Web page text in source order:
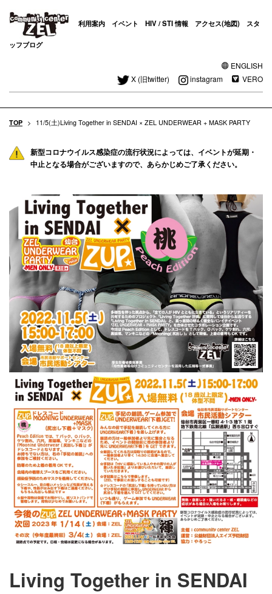
利用案内 イベント HIV / STI 情報 アクセス(地図) スタ
ッフブログ
ENGLISH
X (旧twitter)
instagram VERO
TOP > 11/5(土)Living Together in SENDAI × ZEL UNDERWEAR + MASK PARTY
新型コロナウイルス感染症の流行状況によっては、イベントが延期・
中止となる場合がございますので、あらかじめご了承ください。
Living Together in SENDAI